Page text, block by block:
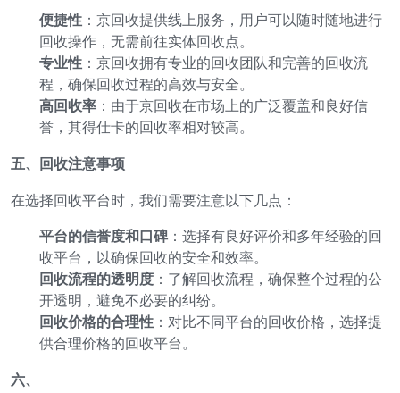
便捷性 ：京回收提供线上服务，用户可以随时随地进行
回收操作，无需前往实体回收点。
专业性 ：京回收拥有专业的回收团队和完善的回收流
程，确保回收过程的高效与安全。
高回收率 ：由于京回收在市场上的广泛覆盖和良好信
誉，其得仕卡的回收率相对较高。
五、回收注意事项
在选择回收平台时，我们需要注意以下几点：
平台的信誉度和口碑：选择有良好评价和多年经验的回
收平台，以确保回收的安全和效率。
回收流程的透明度 ：了解回收流程，确保整个过程的公
开透明，避免不必要的纠纷。
回收价格的合理性 ：对比不同平台的回收价格，选择提
供合理价格的回收平台。
六、